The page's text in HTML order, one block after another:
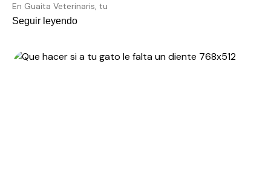
En Guaita Veterinaris, tu
Seguir leyendo